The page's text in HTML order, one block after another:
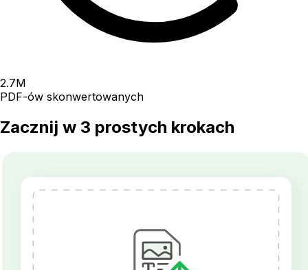
2.7M
PDF-ów skonwertowanych
Zacznij w 3 prostych krokach